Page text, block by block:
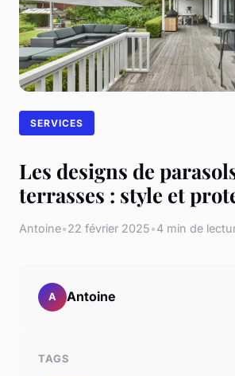
SERVICES
Les designs de
terrasses : style et
Antoine•22 février 2025•4 min de
A Antoine
TAGS